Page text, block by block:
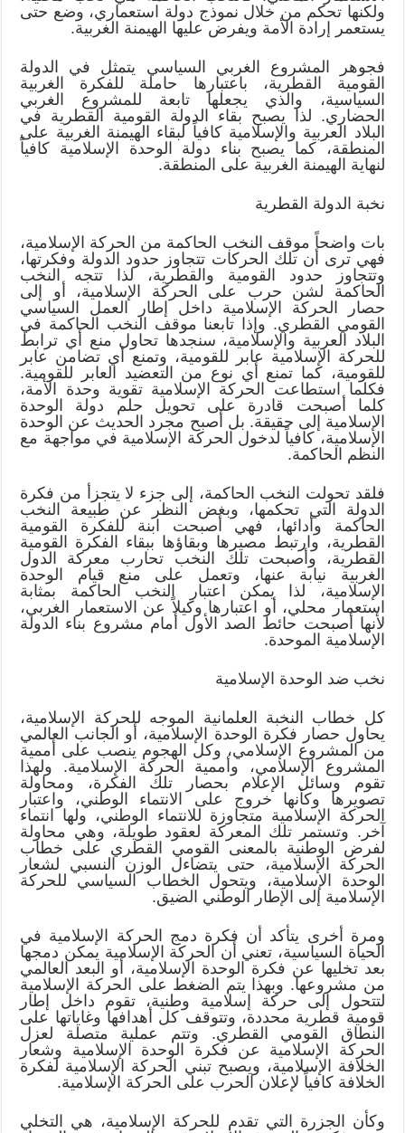
ولكنها تحكم من خلال نموذج دولة استعماري، وضع حتى
يستعمر إرادة الأمة ويفرض عليها الهيمنة الغربية.
فجوهر المشروع الغربي السياسي يتمثل في الدولة
القومية القطرية، باعتبارها حاملة للفكرة الغربية
السياسية، والذي يجعلها تابعة للمشروع الغربي
الحضاري. لذا يصبح بقاء الدولة القومية القطرية في
البلاد العربية والإسلامية كافياً لبقاء الهيمنة الغربية على
المنطقة، كما يصبح بناء دولة الوحدة الإسلامية كافياً
لنهاية الهيمنة الغربية على المنطقة.
نخبة الدولة القطرية
بات واضحاً موقف النخب الحاكمة من الحركة الإسلامية،
فهي ترى أن تلك الحركات تتجاوز حدود الدولة وفكرتها،
وتتجاوز حدود القومية والقطرية، لذا تتجه النخب
الحاكمة لشن حرب على الحركة الإسلامية، أو إلى
حصار الحركة الإسلامية داخل إطار العمل السياسي
القومي القطري. وإذا تابعنا موقف النخب الحاكمة في
البلاد العربية والإسلامية، سنجدها تحاول منع أي ترابط
للحركة الإسلامية عابر للقومية، وتمنع أي تضامن عابر
للقومية، كما تمنع أي نوع من التعضيد العابر للقومية.
فكلما استطاعت الحركة الإسلامية تقوية وحدة الأمة،
كلما أصبحت قادرة على تحويل حلم دولة الوحدة
الإسلامية إلى حقيقة. بل أصبح مجرد الحديث عن الوحدة
الإسلامية، كافياً لدخول الحركة الإسلامية في مواجهة مع
النظم الحاكمة.
فلقد تحولت النخب الحاكمة، إلى جزء لا يتجزأ من فكرة
الدولة التي تحكمها، وبغض النظر عن طبيعة النخب
الحاكمة وأدائها، فهي أصبحت ابنة للفكرة القومية
القطرية، وارتبط مصيرها وبقاؤها ببقاء الفكرة القومية
القطرية، وأصبحت تلك النخب تحارب معركة الدول
الغربية نيابة عنها، وتعمل على منع قيام الوحدة
الإسلامية، لذا يمكن اعتبار النخب الحاكمة بمثابة
استعمار محلي، أو اعتبارها وكيلاً عن الاستعمار الغربي،
لأنها أصبحت حائط الصد الأول أمام مشروع بناء الدولة
الإسلامية الموحدة.
نخب ضد الوحدة الإسلامية
كل خطاب النخبة العلمانية الموجه للحركة الإسلامية،
يحاول حصار فكرة الوحدة الإسلامية، أو الجانب العالمي
من المشروع الإسلامي، وكل الهجوم ينصب على أممية
المشروع الإسلامي، وأممية الحركة الإسلامية. ولهذا
تقوم وسائل الإعلام بحصار تلك الفكرة، ومحاولة
تصويرها وكأنها خروج على الانتماء الوطني، واعتبار
الحركة الإسلامية متجاوزة للانتماء الوطني، ولها انتماء
آخر. وتستمر تلك المعركة لعقود طويلة، وهي محاولة
لفرض الوطنية بالمعنى القومي القطري على خطاب
الحركة الإسلامية، حتى يتضاءل الوزن النسبي لشعار
الوحدة الإسلامية، ويتحول الخطاب السياسي للحركة
الإسلامية إلى الإطار الوطني الضيق.
ومرة أخرى يتأكد أن فكرة دمج الحركة الإسلامية في
الحياة السياسية، تعني أن الحركة الإسلامية يمكن دمجها
بعد تخليها عن فكرة الوحدة الإسلامية، أو البعد العالمي
من مشروعها. وبهذا يتم الضغط على الحركة الإسلامية
لتتحول إلى حركة إسلامية وطنية، تقوم داخل إطار
قومية قطرية محددة، وتتوقف كل أهدافها وغاياتها على
النطاق القومي القطري. وتتم عملية متصلة لعزل
الحركة الإسلامية عن فكرة الوحدة الإسلامية وشعار
الخلافة الإسلامية، ويصبح تبني الحركة الإسلامية لفكرة
الخلافة كافياً لإعلان الحرب على الحركة الإسلامية.
وكأن الجزرة التي تقدم للحركة الإسلامية، هي التخلي